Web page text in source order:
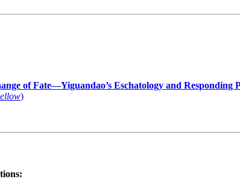
of Fate—Yiguandao’s Eschatology and Responding
)